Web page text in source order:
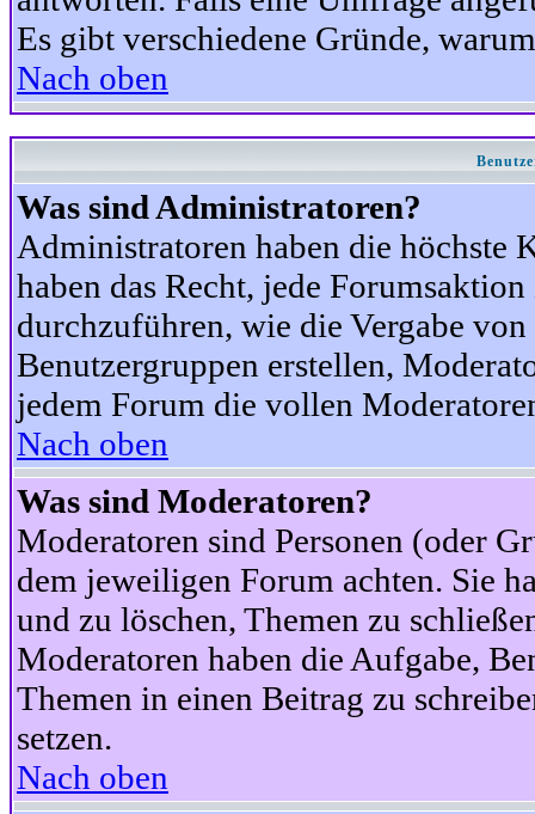
Es gibt verschiedene Gründe,
Nach oben
Was sind Administratoren?
Administratoren haben die höchste
haben das Recht, jede
durchzuführen, wie die Vergabe
Benutzergruppen erstellen,
jedem Forum die vollen
Nach oben
Was sind Moderatoren?
Moderatoren sind Personen (oder
dem jeweiligen Forum achten. Sie
und zu löschen, Themen zu
Moderatoren haben die Aufgabe,
Themen in einen Beitrag zu
setzen.
Nach oben